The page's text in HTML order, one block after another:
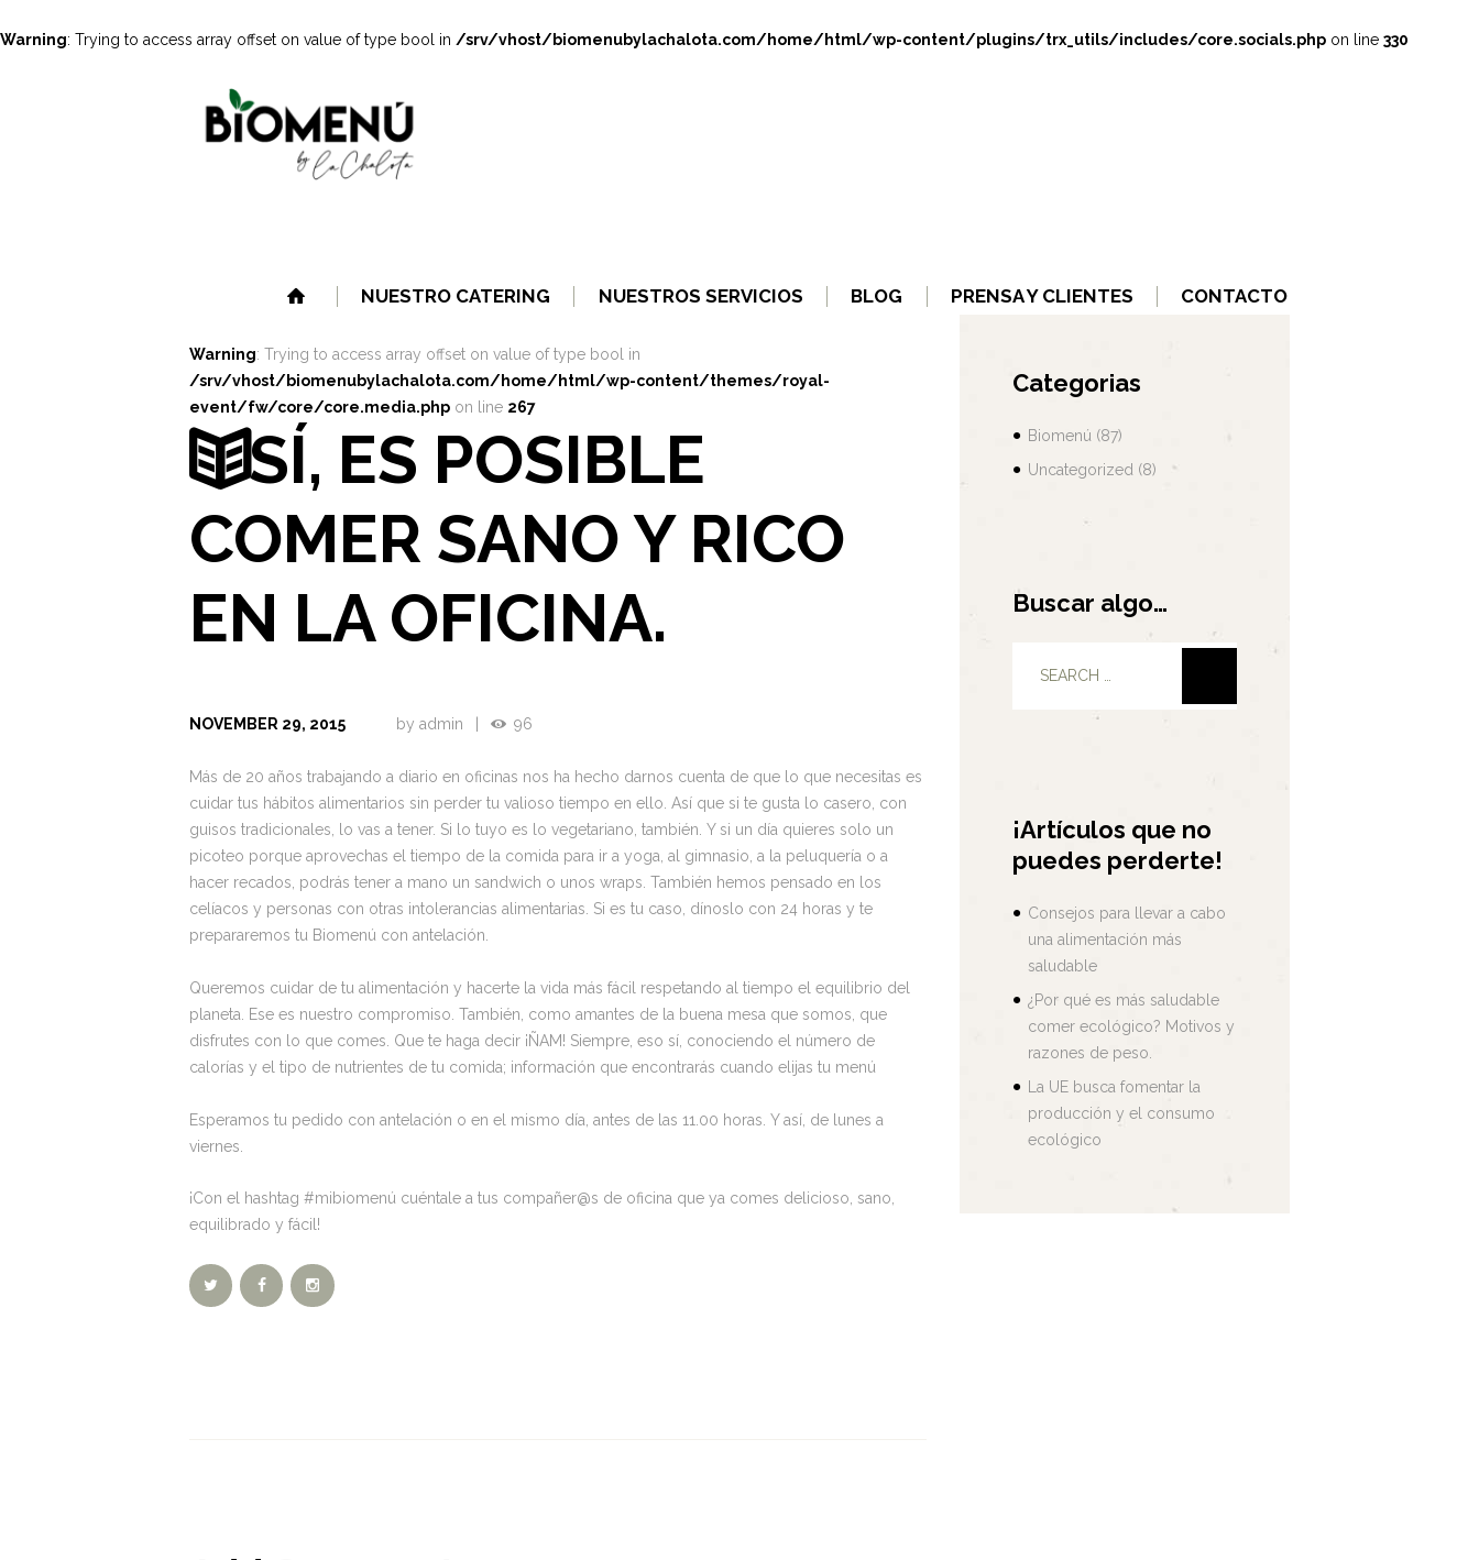
Warning: Trying to access array offset on value of type bool in /srv/vhost/biomenubylachalota.com/home/html/wp-content/plugins/trx_utils/includes/core.socials.php on line 330
NUESTRO CATERING NUESTROS SERVICIOS BLOG PRENSA Y CLIENTES CONTACTO
Warning: Trying to access array offset on value of type bool in
/srv/vhost/biomenubylachalota.com/home/html/wp-content/themes/royal-
event/fw/core/core.media.php on line 267
SÍ, ES POSIBLE
COMER SANO Y RICO
EN LA OFICINA.
NOVEMBER 29, 2015 by admin 96
Más de 20 años trabajando a diario en oficinas nos ha hecho darnos cuenta de que lo que necesitas es
cuidar tus hábitos alimentarios sin perder tu valioso tiempo en ello. Así que si te gusta lo casero, con
guisos tradicionales, lo vas a tener. Si lo tuyo es lo vegetariano, también. Y si un día quieres solo un
picoteo porque aprovechas el tiempo de la comida para ir a yoga, al gimnasio, a la peluquería o a
hacer recados, podrás tener a mano un sandwich o unos wraps. También hemos pensado en los
celíacos y personas con otras intolerancias alimentarias. Si es tu caso, dínoslo con 24 horas y te
prepararemos tu Biomenú con antelación.
Queremos cuidar de tu alimentación y hacerte la vida más fácil respetando al tiempo el equilibrio del
planeta. Ese es nuestro compromiso. También, como amantes de la buena mesa que somos, que
disfrutes con lo que comes. Que te haga decir ¡ÑAM! Siempre, eso sí, conociendo el número de
calorías y el tipo de nutrientes de tu comida; información que encontrarás cuando elijas tu menú
Esperamos tu pedido con antelación o en el mismo día, antes de las 11.00 horas. Y así, de lunes a
viernes.
¡Con el hashtag #mibiomenú cuéntale a tus compañer@s de oficina que ya comes delicioso, sano,
equilibrado y fácil!
Categorias
Biomenú (87)
Uncategorized (8)
Buscar algo…
¡Artículos que no
puedes perderte!
Consejos para llevar a cabo
una alimentación más
saludable
¿Por qué es más saludable
comer ecológico? Motivos y
razones de peso.
La UE busca fomentar la
producción y el consumo
ecológico